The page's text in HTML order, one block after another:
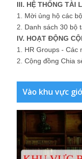
III. HỆ THỐNG TÀI
1. Mời ủng hộ các
2. Danh sách 30 bộ
IV. HOẠT ĐỘNG
1. HR Groups - Các
2. Cộng đồng Chia
Vào khu vực